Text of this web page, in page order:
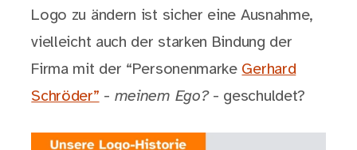
Logo zu ändern ist sicher eine Ausnahme,
vielleicht auch der starken Bindung der
Firma mit der “Personenmarke Gerhard
Schröder” - meinem Ego?- geschuldet?